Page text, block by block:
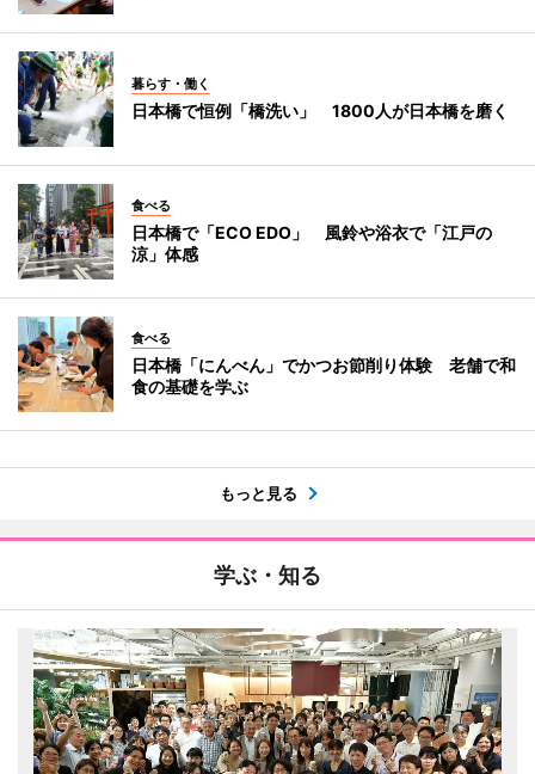
暮らす・働く
日本橋で恒例「橋洗い」 1800人が日本橋を磨く
食べる
日本橋で「ECO EDO」 風鈴や浴衣で「江戸の
涼」体感
食べる
日本橋「にんべん」でかつお節削り体験 老舗で和
食の基礎を学ぶ
もっと見る
学ぶ・知る